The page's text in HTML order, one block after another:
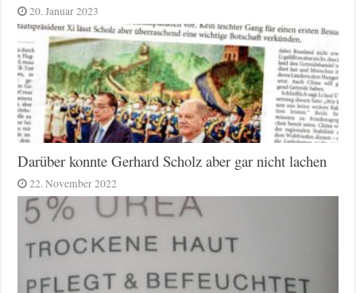
20. Januar 2023
Darüber konnte Gerhard Scholz aber gar nicht lachen
22. November 2022